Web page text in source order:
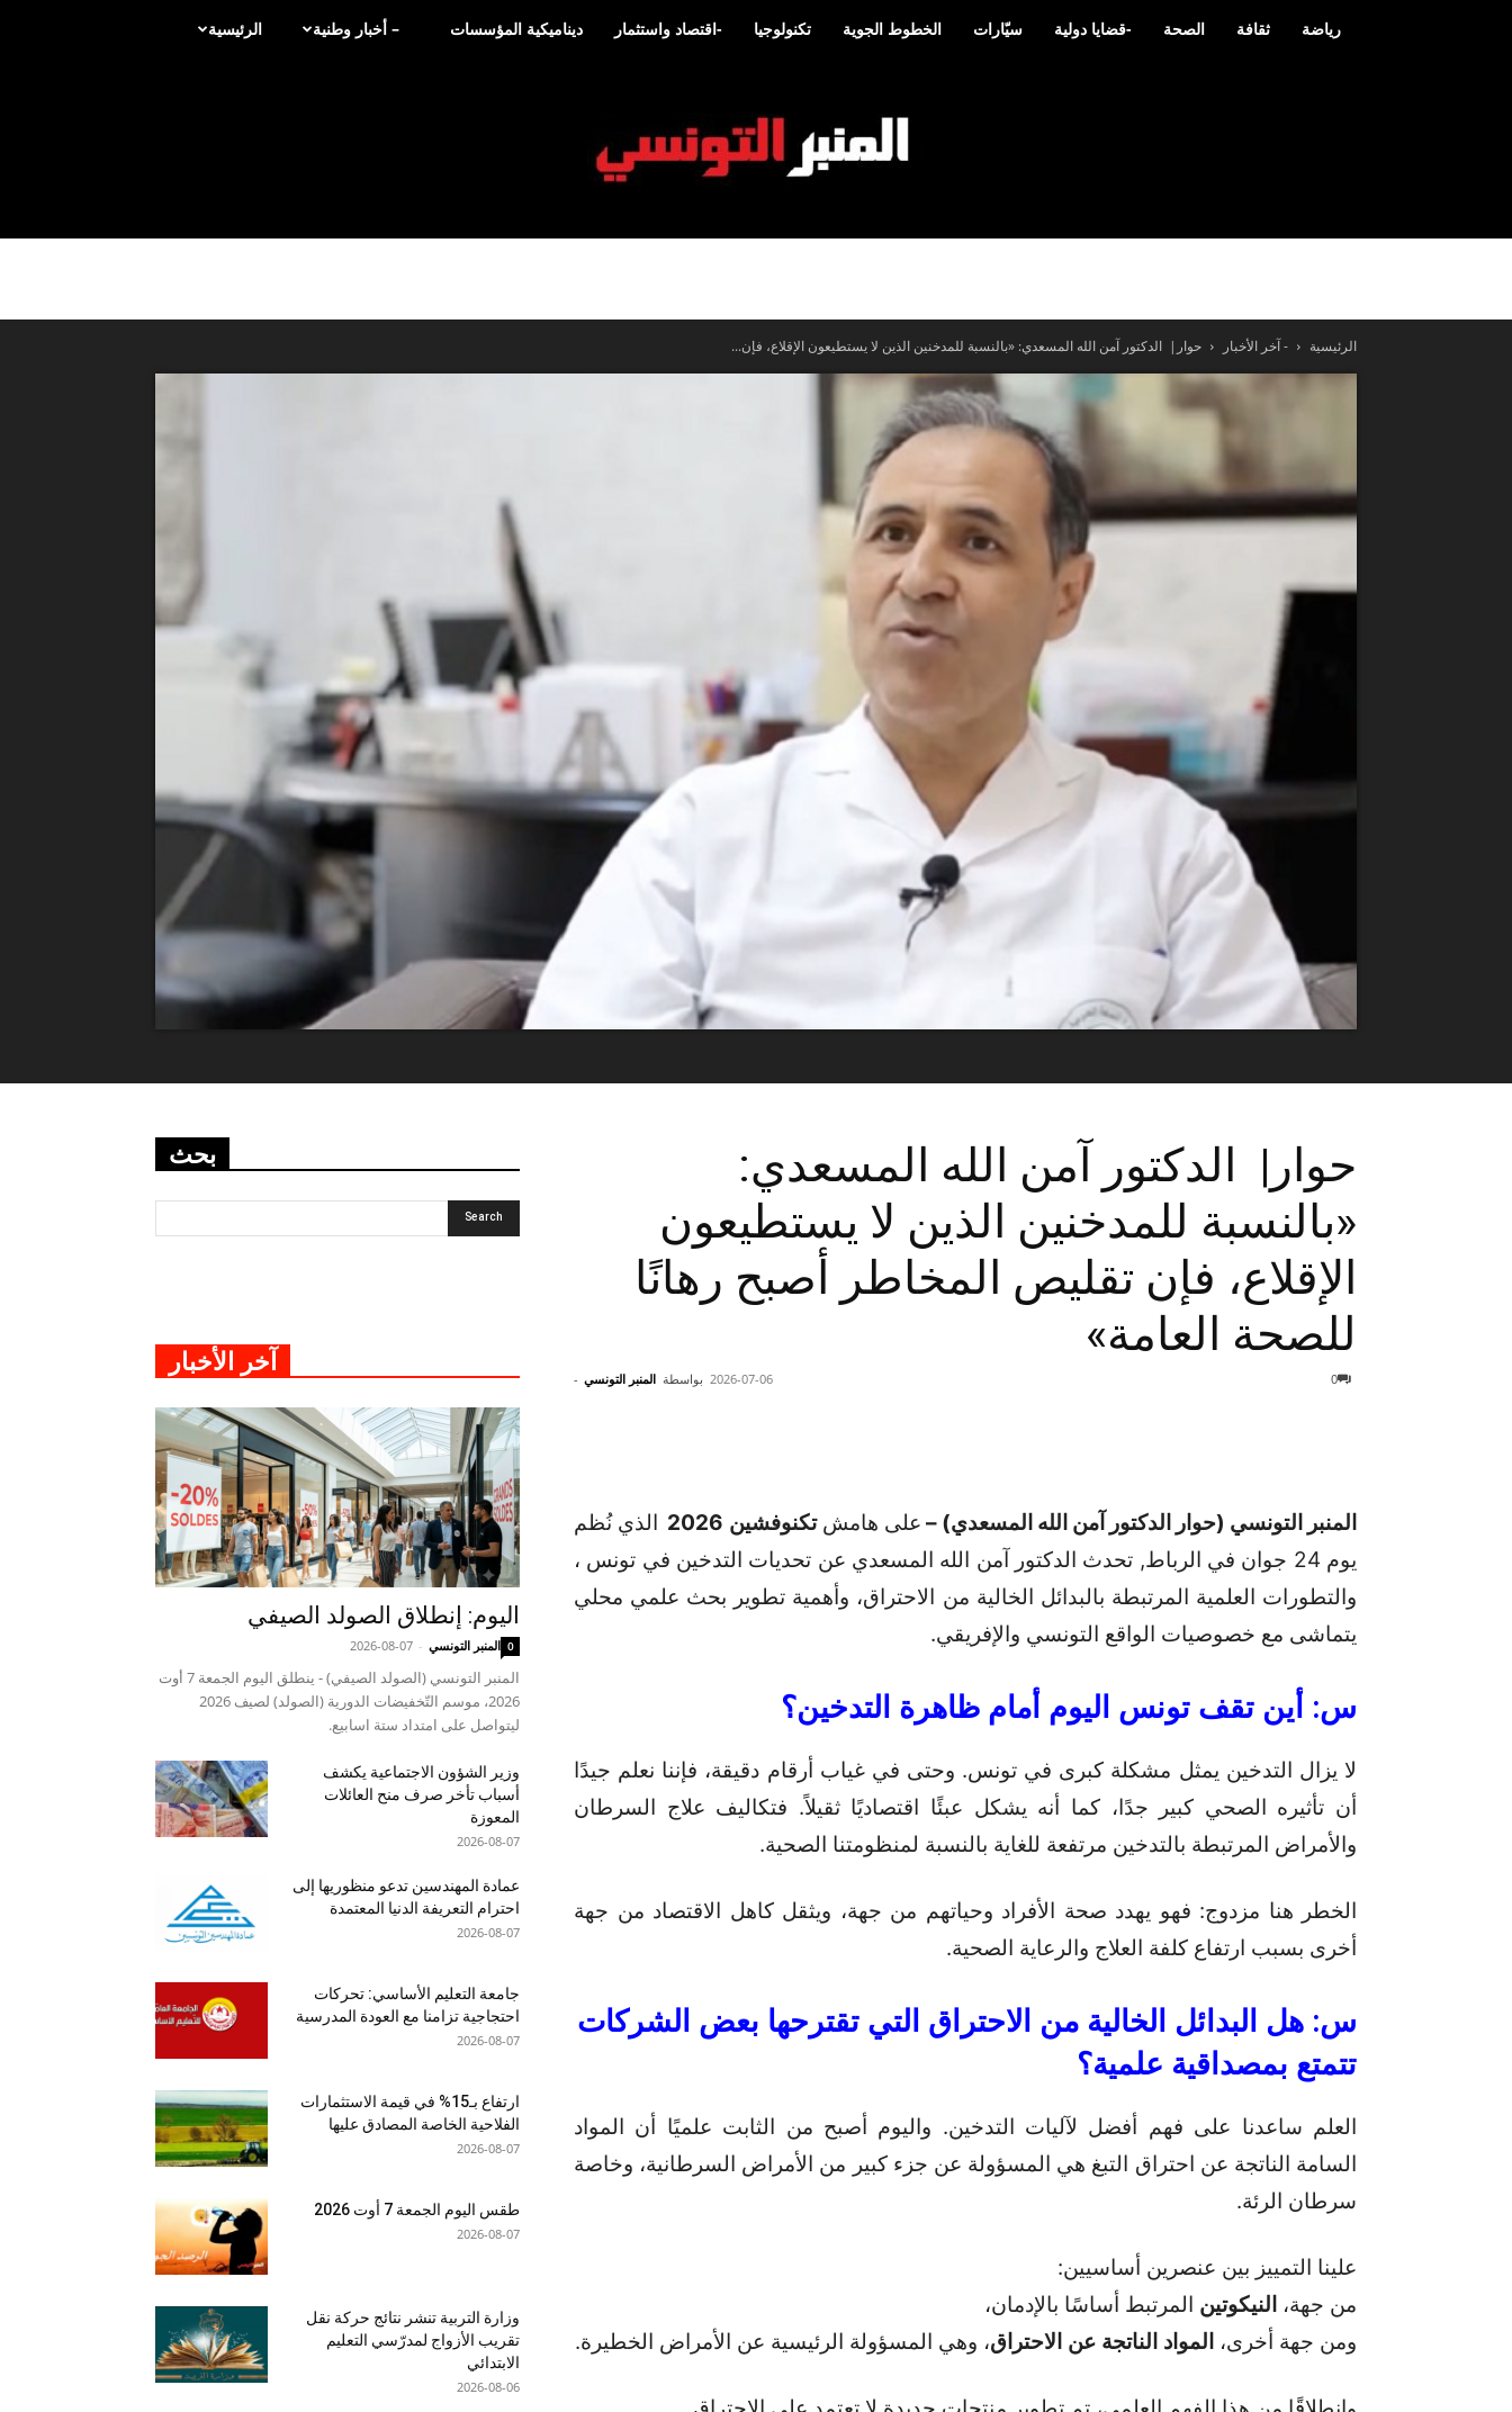
الرئيسية – أخبار وطنية ديناميكية المؤسسات -اقتصاد واستثمار تكنولوجيا الخطوط الجوية سيّارات -قضايا دولية الصحة ثقافة رياضة
الرئيسية - آخر الأخبار حوار| الدكتور آمن الله المسعدي: «بالنسبة للمدخنين الذين لا يستطيعون الإقلاع، فإن...
حوار| الدكتور آمن الله المسعدي:
«بالنسبة للمدخنين الذين لا يستطيعون
الإقلاع، فإن تقليص المخاطر أصبح رهانًا
للصحة العامة»
بواسطة المنبر التونسي - 2026-07-06 0
المنبر التونسي (حوار الدكتور آمن الله المسعدي) – على هامشتكنوفشين 2026 الذي نُظم
يوم 24 جوان في الرباط, تحدث الدكتور آمن الله المسعدي عن تحديات التدخين في تونس ،
والتطورات العلمية المرتبطة بالبدائل الخالية من الاحتراق، وأهمية تطوير بحث علمي محلي
يتماشى مع خصوصيات الواقع التونسي والإفريقي.
س: أين تقف تونس اليوم أمام ظاهرة التدخين؟
لا يزال التدخين يمثل مشكلة كبرى في تونس. وحتى في غياب أرقام دقيقة، فإننا نعلم جيدًا
أن تأثيره الصحي كبير جدًا، كما أنه يشكل عبئًا اقتصاديًا ثقيلاً. فتكاليف علاج السرطان
والأمراض المرتبطة بالتدخين مرتفعة للغاية بالنسبة لمنظومتنا الصحية.
الخطر هنا مزدوج: فهو يهدد صحة الأفراد وحياتهم من جهة، ويثقل كاهل الاقتصاد من جهة
أخرى بسبب ارتفاع كلفة العلاج والرعاية الصحية.
س: هل البدائل الخالية من الاحتراق التي تقترحها بعض الشركات
تتمتع بمصداقية علمية؟
العلم ساعدنا على فهم أفضل لآليات التدخين. واليوم أصبح من الثابت علميًا أن المواد
السامة الناتجة عن احتراق التبغ هي المسؤولة عن جزء كبير من الأمراض السرطانية، وخاصة
سرطان الرئة.
علينا التمييز بين عنصرين أساسيين:
من جهة، النيكوتين المرتبط أساسًا بالإدمان،
ومن جهة أخرى، المواد الناتجة عن الاحتراق، وهي المسؤولة الرئيسية عن الأمراض الخطيرة.
بحث
آخر الأخبار
اليوم: إنطلاق الصولد الصيفي
المنبر التونسي -
2026-08-07 0
المنبر التونسي (الصولد الصيفي) - ينطلق اليوم الجمعة 7 أوت
2026، موسم التّخفيضات الدورية (الصولد) لصيف 2026
ليتواصل على امتداد ستة اسابيع.
وزير الشؤون الاجتماعية يكشف
أسباب تأخر صرف منح العائلات
المعوزة
2026-08-07
عمادة المهندسين تدعو منظوريها إلى
احترام التعريفة الدنيا المعتمدة
2026-08-07
جامعة التعليم الأساسي: تحركات
احتجاجية تزامنا مع العودة المدرسية
2026-08-07
ارتفاع بـ15% في قيمة الاستثمارات
الفلاحية الخاصة المصادق عليها
2026-08-07
طقس اليوم الجمعة 7 أوت 2026
2026-08-07
وزارة التربية تنشر نتائج حركة نقل
تقريب الأزواج لمدرّسي التعليم
الابتدائي
2026-08-06